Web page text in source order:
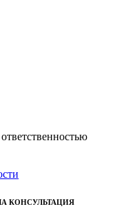
КОНСУЛЬТАЦИЯ